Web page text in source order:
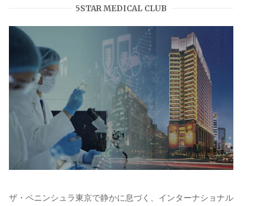
5STAR MEDICAL CLUB
ザ・ペニンシュラ東京で静かに息づく、インターナショナル